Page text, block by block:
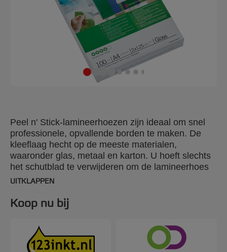
Peel n' Stick-lamineerhoezen zijn ideaal om snel
professionele, opvallende borden te maken. De
kleeflaag hecht op de meeste materialen,
waaronder glas, metaal en karton. U hoeft slechts
het schutblad te verwijderen om de lamineerhoes
op de gewenste ondergrond te plakken. Glanzende
stuks per verpakking: 100.
UITKLAPPEN
Koop nu bij